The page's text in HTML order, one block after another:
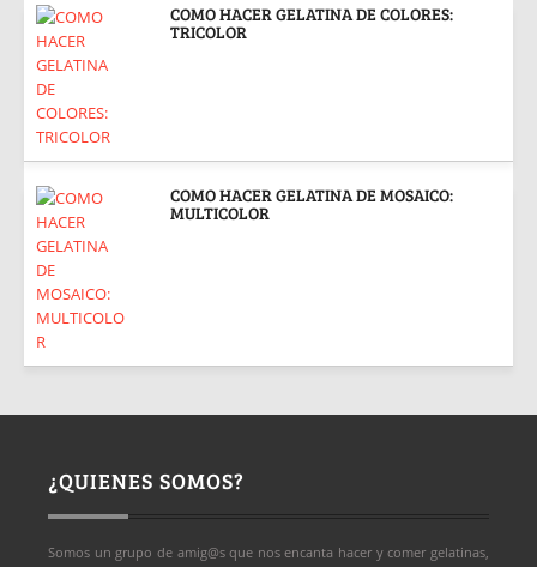
COMO HACER GELATINA DE COLORES:
TRICOLOR
COMO HACER GELATINA DE MOSAICO:
MULTICOLOR
¿QUIENES SOMOS?
Somos un grupo de amig@s que nos encanta hacer y comer gelatinas,